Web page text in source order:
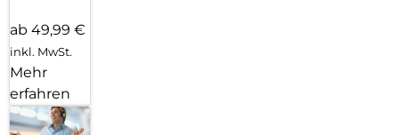
ab 49,99 €
inkl. MwSt.
Mehr
erfahren